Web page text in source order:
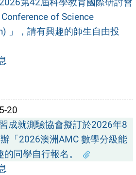
of Science
」，請有興趣的師生自由投
20
成就測驗協會擬訂於2026年8
「2026澳洲AMC 數學分級能
同學自行報名。